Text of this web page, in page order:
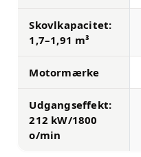
Skovlkapacitet:
1,7–1,91 m³
Motormærke
Udgangseffekt:
212 kW/1800
o/min